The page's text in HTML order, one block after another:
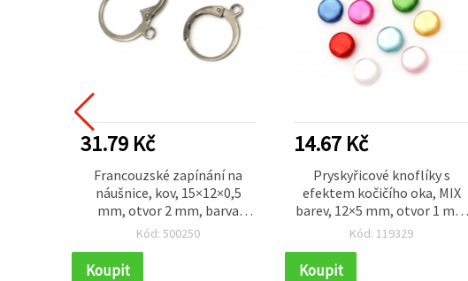
31.79 Kč
Francouzské zapínání na
náušnice, kov, 15×12×0,5
mm, otvor 2 mm, barva
nerezové oceli – 10 ks
Kód: 500250
Koupit
14.67 Kč
Pryskyřicové knoflíky s
efektem kočičího oka, MIX
barev, 12×5 mm, otvor 1 mm
– 20 ks
Kód: 119329
Koupit